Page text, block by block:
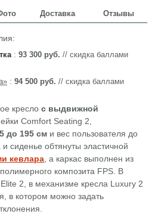
Доставка Отзывы
: 93 300 руб. // скидка баллами
: 94 500 руб. // скидка баллами
кресло с выдвижной
Comfort Seating 2,
до 195 см и вес пользователя до
и сиденье обтянуты эластичной
кевлара , а каркас выполнен из
композита FPS. В
2, в механизме кресла Luxury 2
в котором можно задать